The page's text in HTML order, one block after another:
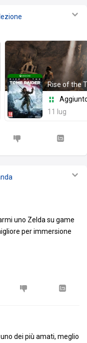
Rise of the
11 lug
uno Zelda su game
per immersione
dei più amati, meglio